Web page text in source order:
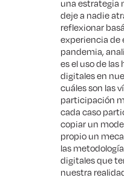
una estrategia
deje a nadie
reflexionar
experiencia de
pandemia,
es el uso de
digitales en
cuáles son las
participación
cada caso
copiar un
propio un
las
digitales que
nuestra